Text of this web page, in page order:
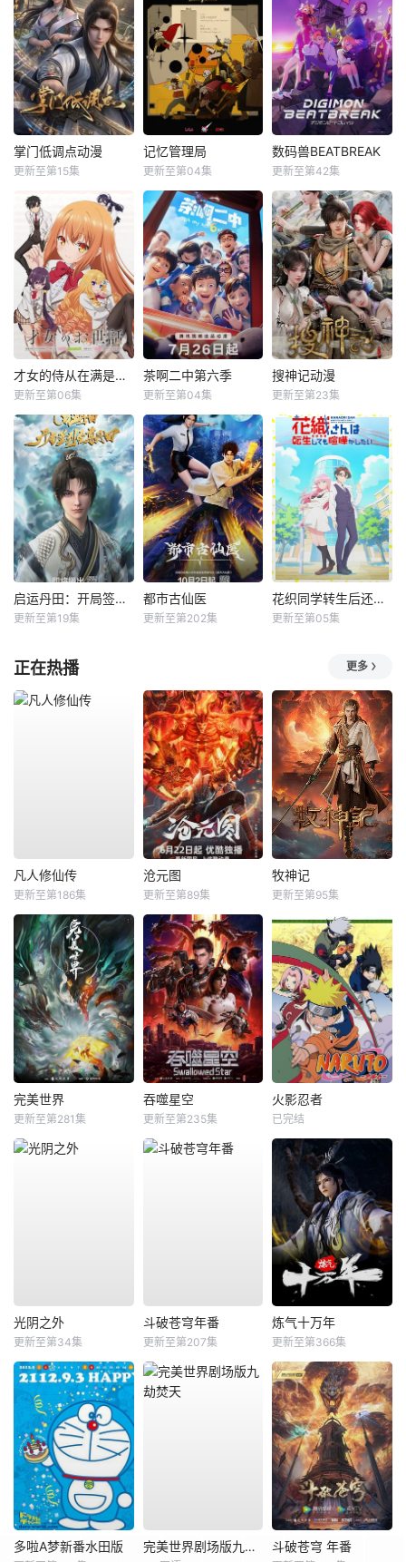
掌门低调点动漫
更新至第15集
记忆管理局
更新至第04集
数码兽BEATBREAK
更新至第42集
才女的侍从在满是高岭之花的贵族学校暗中照顾（毫无生活自理能力的）学院第一大小姐
更新至第06集
茶啊二中第六季
更新至第04集
搜神记动漫
更新至第23集
启运丹田：开局签到至尊丹田
更新至第19集
都市古仙医
更新至第202集
花织同学转生后还是想干架
更新至第05集
正在热播 更多
凡人修仙传
更新至第186集
沧元图
更新至第89集
牧神记
更新至第95集
完美世界
更新至第281集
吞噬星空
更新至第235集
火影忍者
已完结
光阴之外
更新至第34集
斗破苍穹年番
更新至第207集
炼气十万年
更新至第366集
多啦A梦新番水田版 完美世界剧场版九劫焚天 斗破苍穹 年番